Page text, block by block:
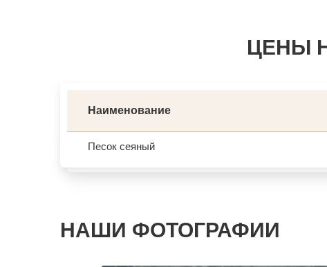
ЦЕНЫ
Наименование
Песок сеяный
НАШИ ФОТОГРАФИИ